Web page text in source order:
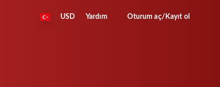
USD Yardım Oturum aç/Kayıt ol